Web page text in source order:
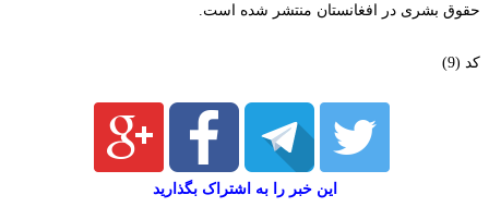
حقوق بشری در افغانستان منتشر شده است.
کد (9)
این خبر را به اشتراک بگذارید